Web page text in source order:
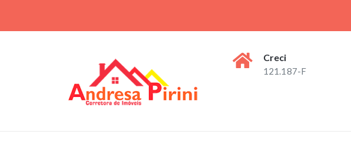
content
Creci
121.187-F